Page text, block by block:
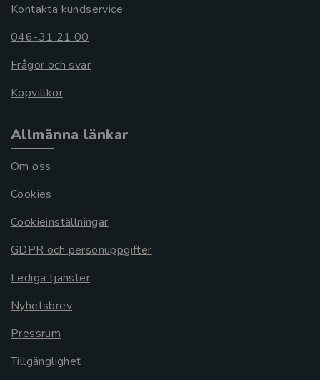
Kontakta kundservice
046-31 21 00
Frågor och svar
Köpvillkor
Allmänna länkar
Om oss
Cookies
Cookieinställningar
GDPR och personuppgifter
Lediga tjänster
Nyhetsbrev
Pressrum
Tillgänglighet